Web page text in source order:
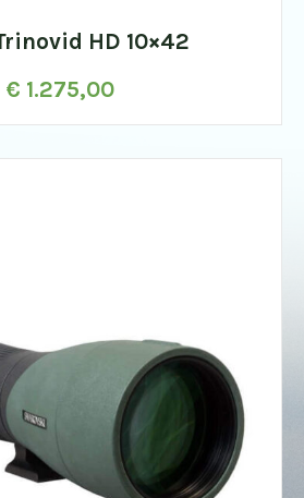
HD 10×42
€ 1.275,00